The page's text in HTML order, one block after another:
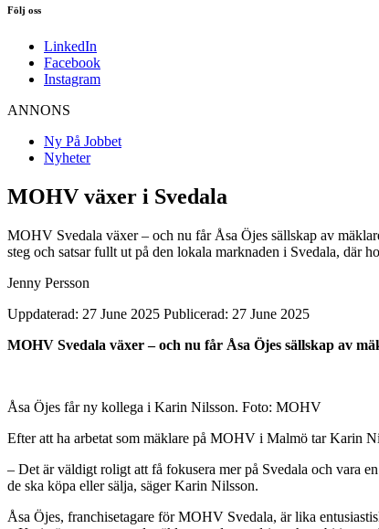
Följ oss
LinkedIn
Facebook
Instagram
ANNONS
Ny På Jobbet
Nyheter
MOHV växer i Svedala
MOHV Svedala växer – och nu får Åsa Öjes sällskap av
steg och satsar fullt ut på den lokala marknaden i Svedala, där
Jenny Persson
Uppdaterad: 27 June 2025 Publicerad: 27 June 2025
MOHV Svedala växer – och nu får Åsa Öjes sällskap av
Åsa Öjes får ny kollega i Karin Nilsson. Foto: MOHV
Efter att ha arbetat som mäklare på MOHV i Malmö tar Karin
– Det är väldigt roligt att få fokusera mer på Svedala och vara
de ska köpa eller sälja, säger Karin Nilsson.
Åsa Öjes, franchisetagare för MOHV Svedala, är lika